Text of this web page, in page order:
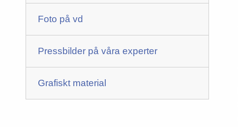
Foto på vd
Pressbilder på våra experter
Grafiskt material